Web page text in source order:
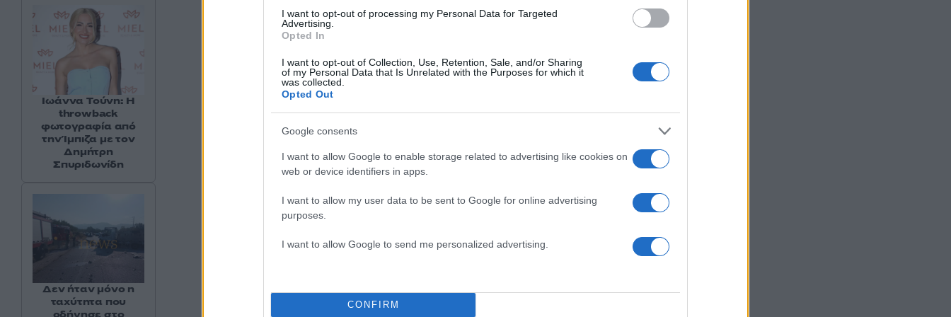
I want to opt-out of processing my Personal Data for Targeted
Advertising.
Opted In
I want to opt-out of Collection, Use, Retention, Sale, and/or Sharing
of my Personal Data that Is Unrelated with the Purposes for which it
was collected.
Opted Out
Google consents
I want to allow Google to enable storage related to advertising like cookies on
web or device identifiers in apps.
I want to allow my user data to be sent to Google for online advertising
purposes.
I want to allow Google to send me personalized advertising.
CONFIRM
Η σημασία του έργου
Ιωάννα Τούνη: Η
throwback
φωτογραφία από
την Ίμπιζα με τον
Δημήτρη
Σπυριδωνίδη
Δεν ήταν μόνο η
ταχύτητα που